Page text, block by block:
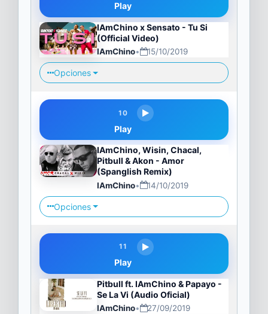
Play
IAmChino x Sensato - Tu Si
(Official Video)
IAmChino• 15/10/2019
Opciones
10
Play
IAmChino, Wisin, Chacal,
Pitbull & Akon - Amor
(Spanglish Remix)
IAmChino• 14/10/2019
Opciones
11
Play
Pitbull ft. IAmChino & Papayo -
Se La Vi (Audio Oficial)
IAmChino• 27/09/2019